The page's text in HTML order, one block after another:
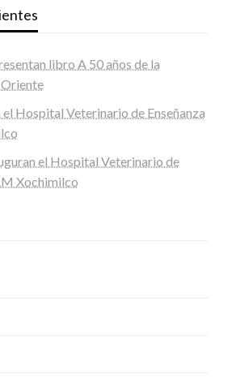
libro A 50 años de la
el Hospital Veterinario de Enseñanza
el Hospital Veterinario de
Xochimilco